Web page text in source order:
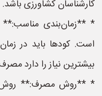
کارشناسان کشاورزی باشد.
* **زمان‌بندی مناسب:**
است. کودها باید در
بیشترین نیاز را دارد
* **روش مصرف:** روش